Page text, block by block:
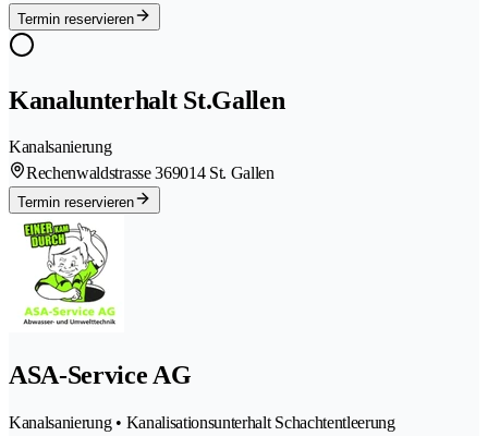
Termin reservieren
Kanalunterhalt St.Gallen
Kanalsanierung
Rechenwaldstrasse 369014 St. Gallen
Termin reservieren
ASA-Service AG
Kanalsanierung • Kanalisationsunterhalt Schachtentleerung